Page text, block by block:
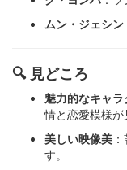
ムン・ジェシン
🔍 見どころ
魅力的なキャ
情と恋愛模様が
美しい映像美
す。